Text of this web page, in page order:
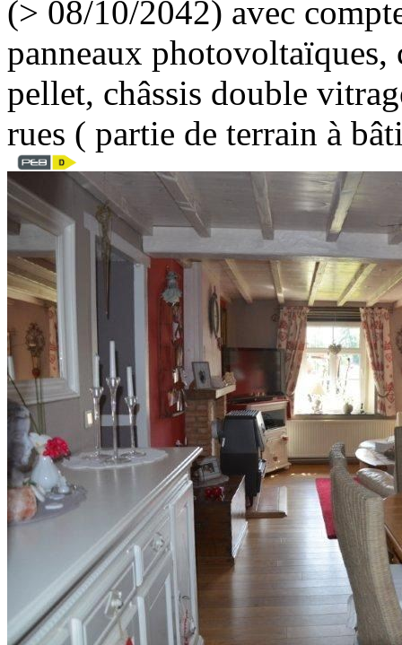
(> 08/10/2042) avec
panneaux photovoltaïques,
pellet, châssis double
rues ( partie de terrain à